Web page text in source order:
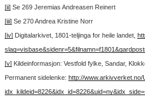
[ii]Se 269 Jeremias Andreasen Reinert
[iii]Se 270 Andrea Kristine Norr
[iv]Digitalarkivet, 1801-teljinga for heile landet,
[v]Kildeinformasjon: Vestfold fylke, Sandar,
Permanent sidelenke: http://www.arkivverket.no/